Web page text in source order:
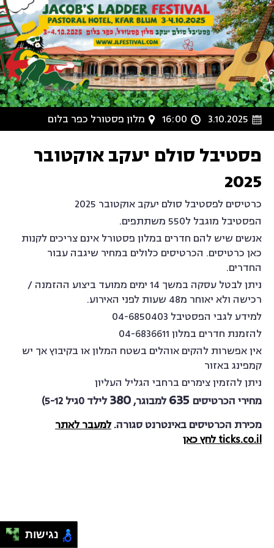
3.10.2025
16:00 מלון פסטורל כפר בלום
פסטיבל סולם יעקב אוקטובר
2025
כרטיסים לפסטיבל סולם יעקב אוקטובר 2025
הפסטיבל מוגבל ל550 משתתפים.
אנשים שיש להם חדרים במלון פסטורל אינם צריכים לקנות
כאן כרטיסים. הכרטיסים כלולים במחיר שיגבה עבור
החדרים.
ניתן לבטל עסקה במשך 14 ימים ממועד ביצוע ההזמנה /
רכישה ולא יאוחר מ48 שעות לפני האירוע.
למידע לגבי הפסטיבל 04-6850403
להזמנת חדרים במלון 04-6836611
אין אפשרות להקים אוהלים בשטח המלון או בקיבוץ אך יש
קמפינג באזור
ניתן להזמין צימרים ברחבי הגליל העליון
מחירי הכרטיסים
למבוגר,380לילד 0גיל
5-12)
מכירת הכרטיסים באינטרנט סגורה.למעבר לאתר
ticks.co.il לחץ כאן
נגישות